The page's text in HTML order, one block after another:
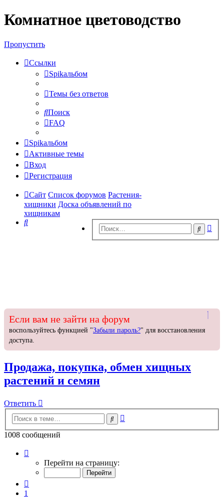
Регистрация
Комнатное цветоводство
Пропустить
Ссылки
Spikальбом
Темы без ответов
Поиск
FAQ
Spikальбом
Активные темы
Вход
Регистрация
Сайт Список форумов Растения-
хищники Доска объявлений по
хищникам
Поиск
Поиск
Если вам не зайти на форум
воспользуйтесь функцией "Забыли пароль?" для восстановления
доступа.
Продажа, покупка, обмен хищных
растений и семян
Ответить
Ответить
Поиск
1008 сообщений
48
Перейти на страницу:
1